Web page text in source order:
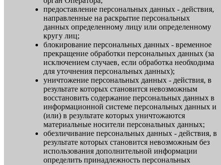
предоставление персональных данных - действия,
направленные на раскрытие персональных
данных определенному лицу или определенному
кругу лиц;
блокирование персональных данных - временное
прекращение обработки персональных данных (за
исключением случаев, если обработка необходима
для уточнения персональных данных);
уничтожение персональных данных - действия, в
результате которых становится невозможным
восстановить содержание персональных данных в
информационной системе персональных данных и
(или) в результате которых уничтожаются
материальные носители персональных данных;
обезличивание персональных данных - действия, в
результате которых становится невозможным без
использования дополнительной информации
определить принадлежность персональных